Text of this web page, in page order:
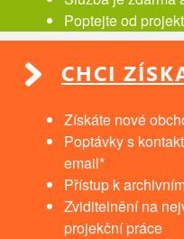
Poptejte od
CHCI
Získáte nové
Poptávky s
email*
Přístup k
Zviditelnění na
projekční práce